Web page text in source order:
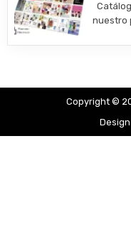
nuestro
Copyright ©